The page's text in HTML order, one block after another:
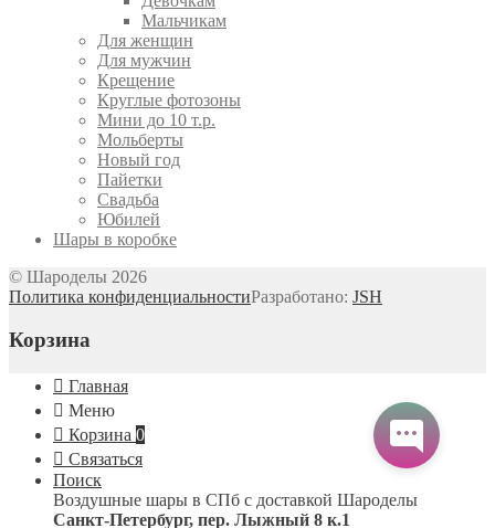
Мальчикам
Для женщин
Для мужчин
Крещение
Круглые фотозоны
Мини до 10 т.р.
Мольберты
Новый год
Пайетки
Свадьба
Юбилей
Шары в коробке
© Шароделы 2026
Политика конфиденциальностиРазработано: JSH
Корзина
Главная
Меню
Корзина 0
Связаться
Поиск
Воздушные шары в СПб с доставкой Шароделы
Санкт-Петербург, пер. Лыжный 8 к.1